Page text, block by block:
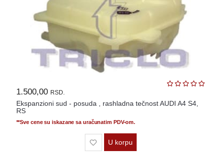
1.500,00 RSD.
Ekspanzioni sud - posuda , rashladna tečnost AUDI A4 S4,
RS
**Sve cene su iskazane sa uračunatim PDV-om.
U korpu